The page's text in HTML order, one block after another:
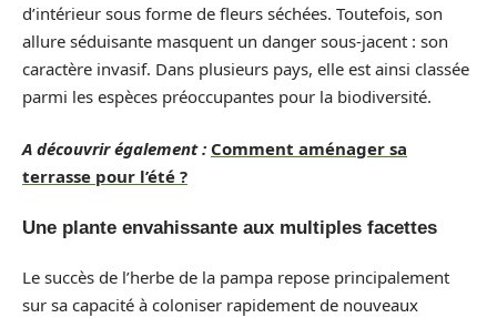
d’intérieur sous forme de fleurs séchées. Toutefois, son
allure séduisante masquent un danger sous-jacent : son
caractère invasif. Dans plusieurs pays, elle est ainsi classée
parmi les espèces préoccupantes pour la biodiversité.
A découvrir également : Comment aménager sa
terrasse pour l’été ?
Une plante envahissante aux multiples facettes
Le succès de l’herbe de la pampa repose principalement
sur sa capacité à coloniser rapidement de nouveaux